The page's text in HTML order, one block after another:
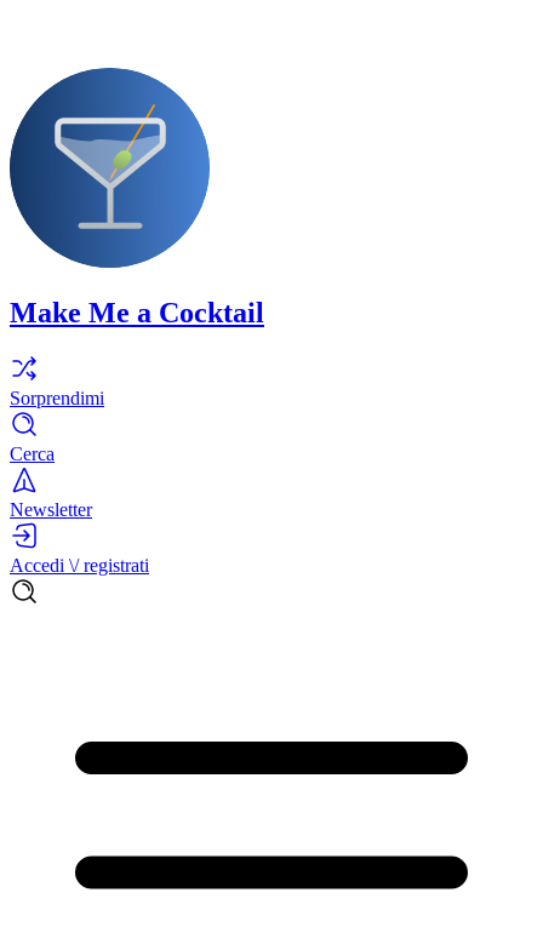
Make Me a Cocktail
Sorprendimi
Cerca
Newsletter
Accedi \/ registrati